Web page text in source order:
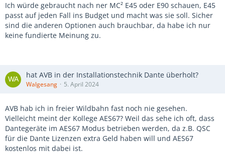
Ich würde gebraucht nach ner MC² E45 oder E90 schauen, E45
passt auf jeden Fall ins Budget und macht was sie soll. Sicher
sind die anderen Optionen auch brauchbar, da habe ich nur
keine fundierte Meinung zu.
hat AVB in der Installationstechnik Dante überholt?
Walgesang 5. April 2024
AVB hab ich in freier Wildbahn fast noch nie gesehen.
Vielleicht meint der Kollege AES67? Weil das sehe ich oft, dass
Dantegeräte im AES67 Modus betrieben werden, da z.B. QSC
für die Dante Lizenzen extra Geld haben will und AES67
kostenlos mit dabei ist.